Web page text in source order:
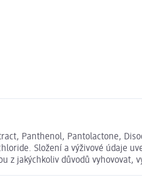
Panthenol, Pantolactone,
Složení a výživové údaje
z jakýchkoliv důvodů